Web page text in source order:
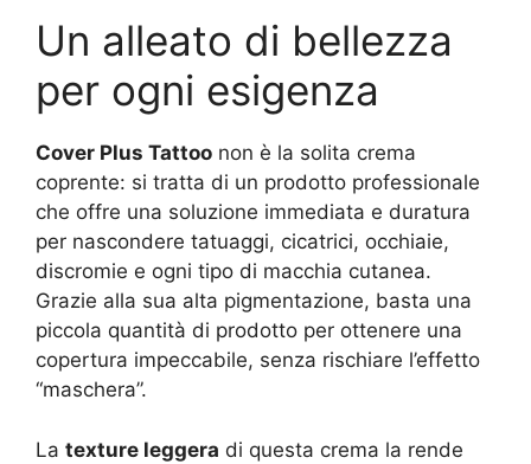
Un alleato di bellezza
per ogni esigenza
Cover Plus Tattoo non è la solita crema
coprente: si tratta di un prodotto professionale
che offre una soluzione immediata e duratura
per nascondere tatuaggi, cicatrici, occhiaie,
discromie e ogni tipo di macchia cutanea.
Grazie alla sua alta pigmentazione, basta una
piccola quantità di prodotto per ottenere una
copertura impeccabile, senza rischiare l’effetto
“maschera”.
La texture leggera di questa crema la rende